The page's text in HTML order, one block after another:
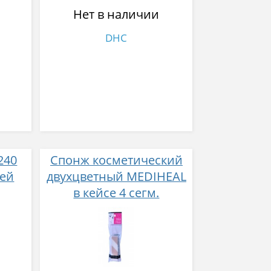
Нет в наличии
DHC
Спонж косметический
двухцветный MEDIHEAL
в кейсе 4 сегм.